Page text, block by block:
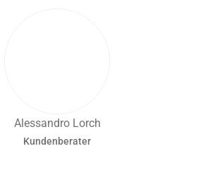
Alessandro Lorch
Kundenberater